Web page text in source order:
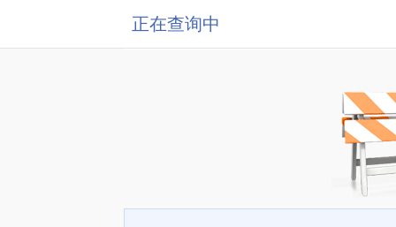
正在查询中